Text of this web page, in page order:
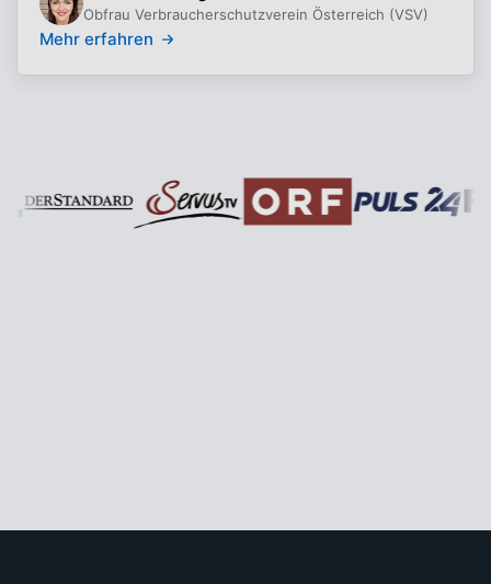
Obfrau Verbraucherschutzverein Österreich (VSV)
Mehr erfahren